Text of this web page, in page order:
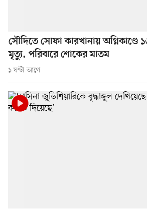
সৌদিতে সোফা কারখানায় অগ্নিকাণ্ডে
মৃত্যু, পরিবারে শোকের মাতম
১ ঘণ্টা আগে